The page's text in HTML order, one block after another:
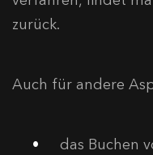
zurück.
Auch für andere
das Buchen